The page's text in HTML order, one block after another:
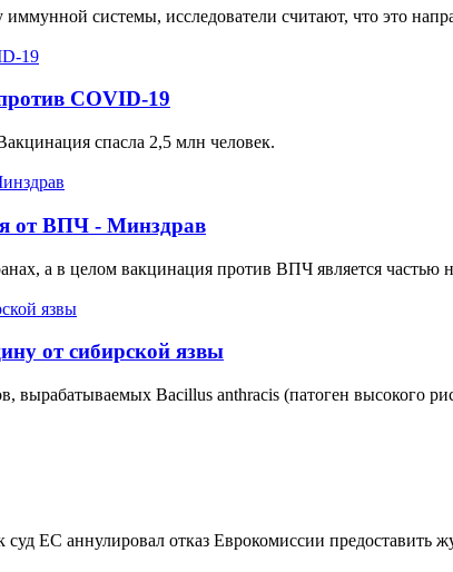
системы, исследователи считают, что это
COVID-19
спасла 2,5 млн человек.
от ВПЧ - Минздрав
а в целом вакцинация против ВПЧ является
от сибирской язвы
вырабатываемых Bacillus anthracis (патоген высокого
ЕС аннулировал отказ Еврокомиссии предоставить